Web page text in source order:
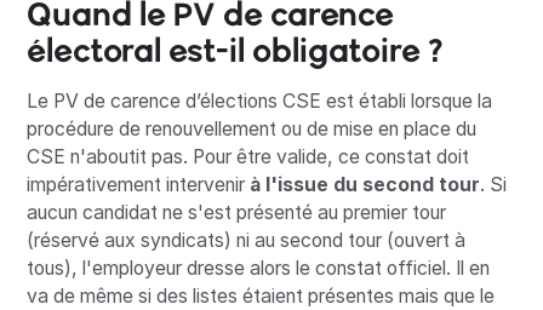
Quand le PV de carence
électoral est-il obligatoire ?
Le PV de carence d’élections CSE est établi lorsque la
procédure de renouvellement ou de mise en place du
CSE n'aboutit pas. Pour être valide, ce constat doit
impérativement intervenir à l'issue du second tour. Si
aucun candidat ne s'est présenté au premier tour
(réservé aux syndicats) ni au second tour (ouvert à
tous), l'employeur dresse alors le constat officiel. Il en
va de même si des listes étaient présentes mais que le